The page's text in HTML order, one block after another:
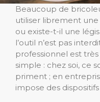
Beaucoup de
utiliser librement
ou existe-t-il une
l’outil n’est pas
professionnel est
simple : chez soi, ce
priment ; en
impose des